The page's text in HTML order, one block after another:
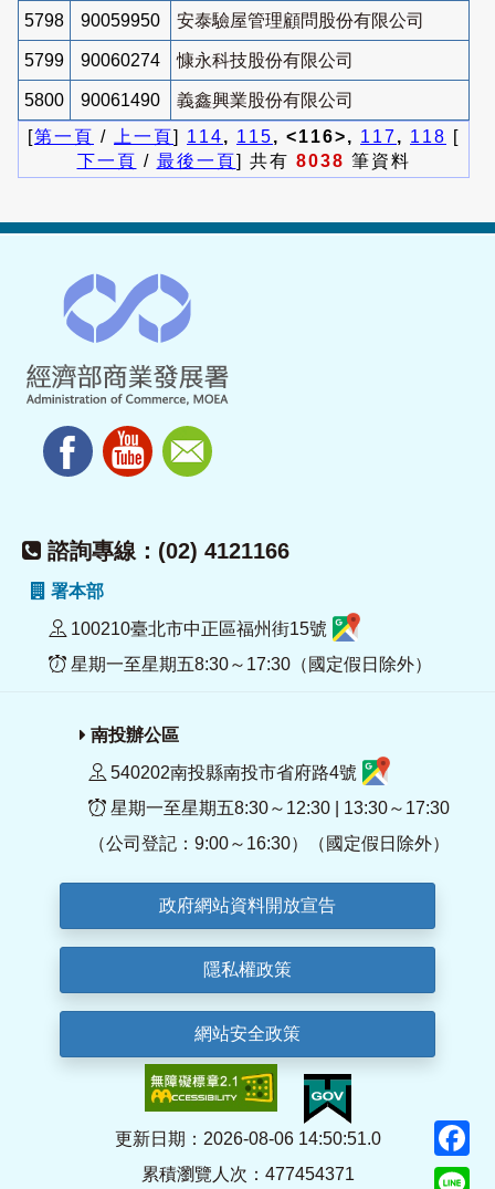
5798 90059950 安泰驗屋管理顧問股份有限公司
5799 90060274 慷永科技股份有限公司
5800 90061490
義鑫興業股份有限公司
[第一頁 / 上一頁] 114, 115, <116>, 117, 118 [
下一頁 / 最後一頁] 共有 8038 筆資料
諮詢專線：(02) 4121166
署本部
100210臺北市中正區福州街15號
星期一至星期五8:30～17:30（國定假日除外）
南投辦公區
540202南投縣南投市省府路4號
星期一至星期五8:30～12:30 | 13:30～17:30
（公司登記：9:00～16:30）（國定假日除外）
政府網站資料開放宣告
隱私權政策
網站安全政策
更新日期：2026-08-06 14:50:51.0
累積瀏覽人次：477454371